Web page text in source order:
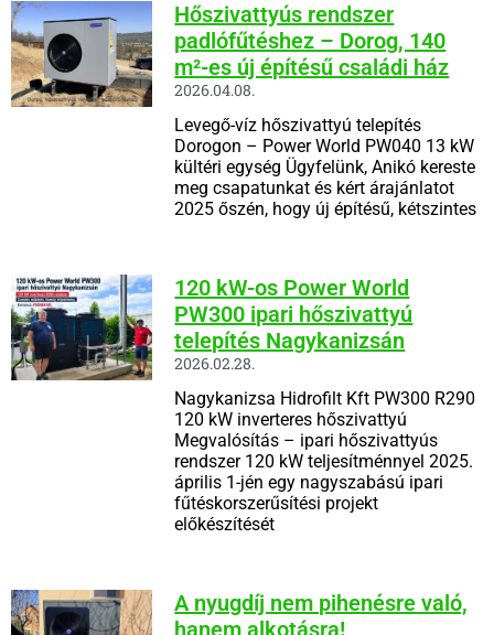
Hőszivattyús rendszer
padlófűtéshez – Dorog, 140
m²-es új építésű családi ház
2026.04.08.
Levegő-víz hőszivattyú telepítés
Dorogon – Power World PW040 13 kW
kültéri egység Ügyfelünk, Anikó kereste
meg csapatunkat és kért árajánlatot
2025 őszén, hogy új építésű, kétszintes
120 kW-os Power World
PW300 ipari hőszivattyú
telepítés Nagykanizsán
2026.02.28.
Nagykanizsa Hidrofilt Kft PW300 R290
120 kW inverteres hőszivattyú
Megvalósítás – ipari hőszivattyús
rendszer 120 kW teljesítménnyel 2025.
április 1-jén egy nagyszabású ipari
fűtéskorszerűsítési projekt
előkészítését
A nyugdíj nem pihenésre való,
hanem alkotásra!